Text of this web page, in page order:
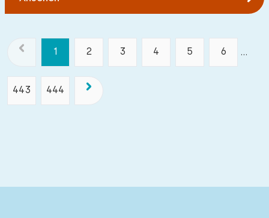
1 2 3 4 5 6 ...
443 444